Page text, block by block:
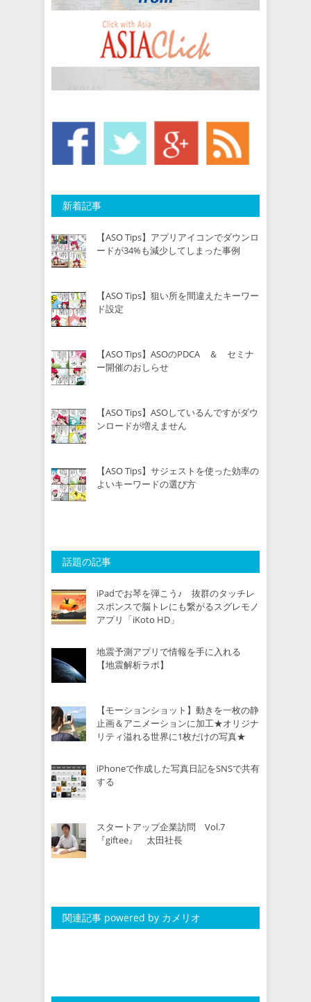
新着記事
【ASO Tips】アプリアイコンでダウンロ
ードが34%も減少してしまった事例
【ASO Tips】狙い所を間違えたキーワー
ド設定
【ASO Tips】ASOのPDCA ＆ セミナ
ー開催のおしらせ
【ASO Tips】ASOしているんですがダウ
ンロードが増えません
【ASO Tips】サジェストを使った効率の
よいキーワードの選び方
話題の記事
iPadでお琴を弾こう♪ 抜群のタッチレ
スポンスで脳トレにも繋がるスグレモノ
アプリ「iKoto HD」
地震予測アプリで情報を手に入れる
【地震解析ラボ】
【モーションショット】動きを一枚の静
止画＆アニメーションに加工★オリジナ
リティ溢れる世界に1枚だけの写真★
iPhoneで作成した写真日記をSNSで共有
する
スタートアップ企業訪問 Vol.7
『giftee』 太田社長
関連記事 powered by カメリオ